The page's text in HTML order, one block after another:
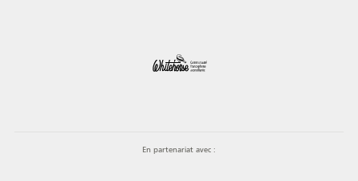
En partenariat avec :